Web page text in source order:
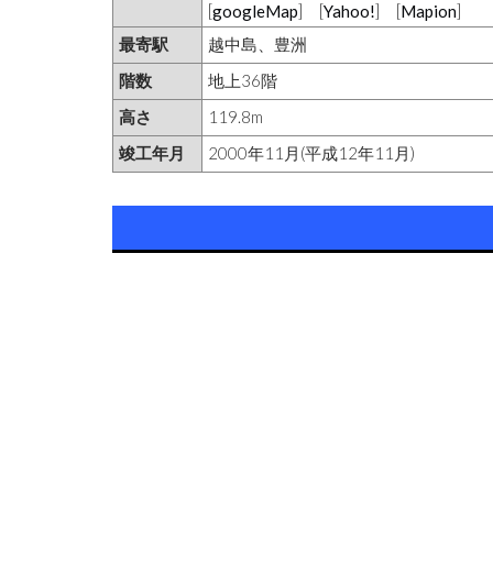
[googleMap] [Yahoo!] [Mapion]
最寄駅
越中島、豊洲
階数
地上36階
高さ
119.8m
竣工年月
2000年11月(平成12年11月)